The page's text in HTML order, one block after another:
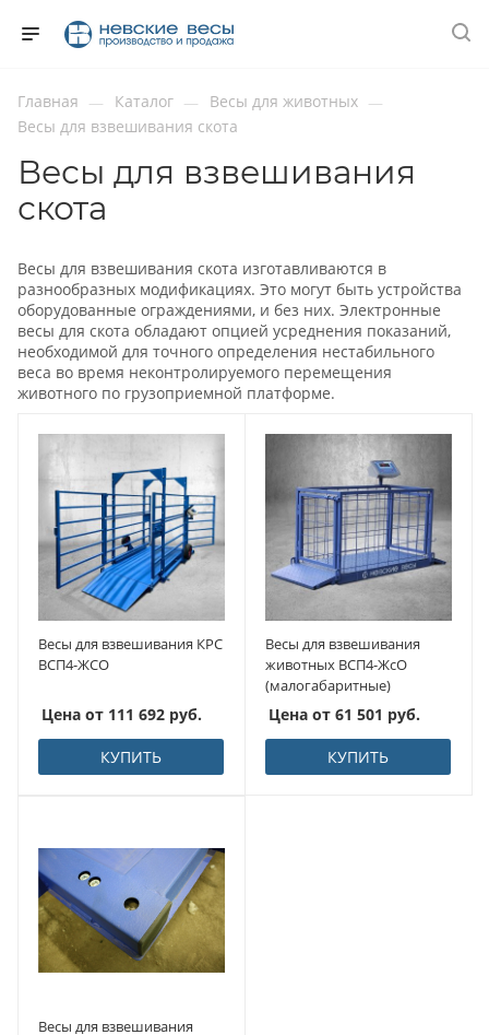
Главная — Каталог — Весы для животных —
Весы для взвешивания скота
Весы для взвешивания
скота
Весы для взвешивания скота изготавливаются в
разнообразных модификациях. Это могут быть устройства
оборудованные ограждениями, и без них. Электронные
весы для скота обладают опцией усреднения показаний,
необходимой для точного определения нестабильного
веса во время неконтролируемого перемещения
животного по грузоприемной платформе.
Весы для взвешивания КРС
ВСП4-ЖСО
Цена от 111 692 руб.
КУПИТЬ
Весы для взвешивания
животных ВСП4-ЖсО
(малогабаритные)
Цена от 61 501 руб.
КУПИТЬ
Весы для взвешивания